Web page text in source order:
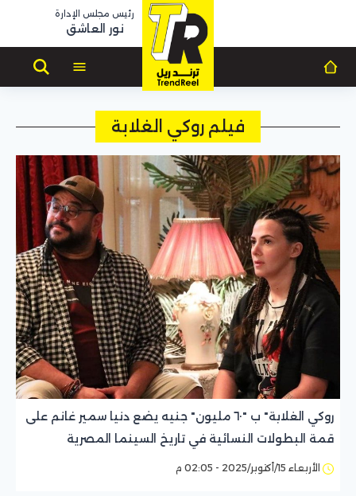
رئيس مجلس الإدارة
نور العاشق
فيلم روكي الغلابة
روكي الغلابة" ب "٦٠ مليون" جنيه يضع دنيا سمير غانم على
قمة البطولات النسائية في تاريخ السينما المصرية
الأربعاء 15/أكتوبر/2025 - 02:05 م